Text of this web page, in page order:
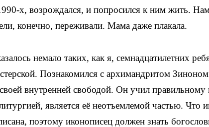
х, возрождался, и попросился к ним жить.
конечно, переживали. Мама даже плакала.
немало таких, как я, семнадцатилетних
Познакомился с архимандритом
внутренней свободой. Он учил
является её неотъемлемой частью. Что
поэтому иконописец должен знать